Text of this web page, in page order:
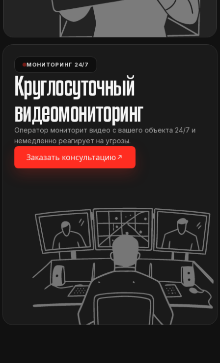
МОНИТОРИНГ 24/7
Круглосуточный
видеомониторинг
Оператор мониторит видео с вашего объекта 24/7 и
немедленно реагирует на угрозы.
Заказать консультацию